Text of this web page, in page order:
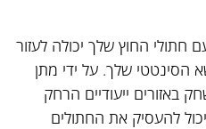
החוץ שלך יכולה לעזור
הסינטטי שלך. על ידי מתן
באזורים ייעודיים הרחק
להעסיק את החתולים